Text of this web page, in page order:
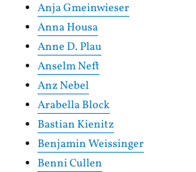
Anja Gmeinwieser
Anna Housa
Anne D. Plau
Anselm Neft
Anz Nebel
Arabella Block
Bastian Kienitz
Benjamin Weissinger
Benni Cullen